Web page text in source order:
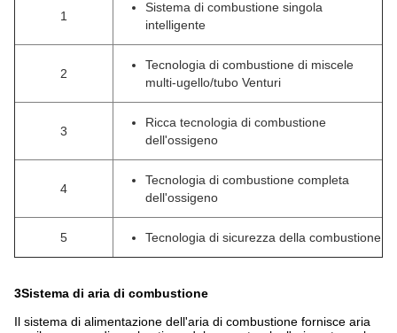
1
Sistema di combustione singola
intelligente
2
Tecnologia di combustione di miscele
multi-ugello/tubo Venturi
3
Ricca tecnologia di combustione
dell'ossigeno
4
Tecnologia di combustione completa
dell'ossigeno
5 Tecnologia di sicurezza della combustione
3Sistema di aria di combustione
Il sistema di alimentazione dell'aria di combustione fornisce aria